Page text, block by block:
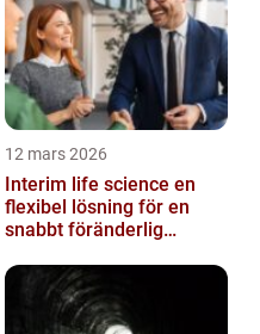
12 mars 2026
Interim life science en
flexibel lösning för en
snabbt föränderlig